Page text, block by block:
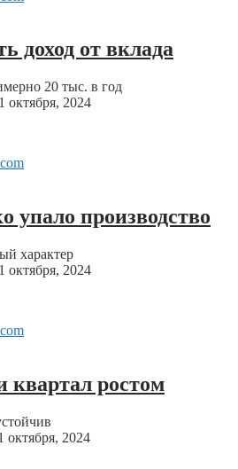
доход от вклада
20 тыс. в год
1 октября, 2024
упало производство
характер
1 октября, 2024
ростом
октября, 2024